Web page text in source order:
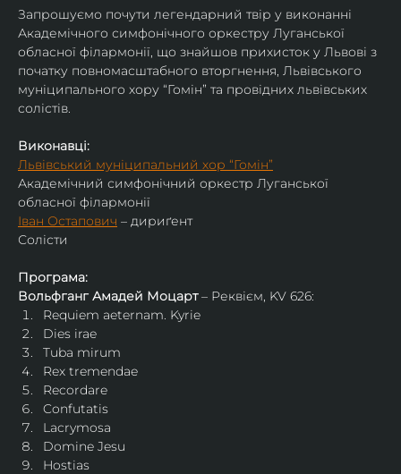
Запрошуємо почути легендарний твір у виконанні
Академічного симфонічного оркестру Луганської
обласної філармонії, що знайшов прихисток у Львові з
початку повномасштабного вторгнення, Львівського
муніципального хору “Гомін” та провідних львівських
солістів.
Виконавці:
Львівський муніципальний хор “Гомін”
Академічний симфонічний оркестр Луганської
обласної філармонії
Іван Остапович – дириґент
Солісти
Програма:
Вольфганг Амадей Моцарт – Реквієм, KV 626:
Requiem aeternam. Kyrie
Dies irae
Tuba mirum
Rex tremendae
Recordare
Confutatis
Lacrymosa
Domine Jesu
Hostias